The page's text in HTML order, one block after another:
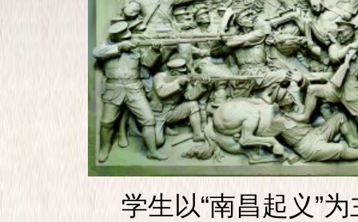
学生以“南昌起义”为